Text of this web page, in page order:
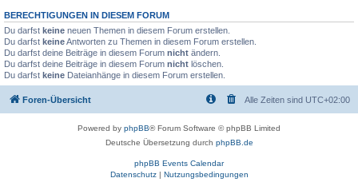
BERECHTIGUNGEN IN DIESEM FORUM
Du darfst keine neuen Themen in diesem Forum erstellen.
Du darfst keineAntworten zu Themen in diesem Forum erstellen.
Du darfst deine Beiträge in diesem Forum nicht ändern.
Du darfst deine Beiträge in diesem Forum nicht löschen.
Du darfst keine Dateianhänge in diesem Forum erstellen.
Foren-Übersicht Alle Zeiten sind UTC+02:00
Powered by phpBB® Forum Software © phpBB Limited
Deutsche Übersetzung durch phpBB.de
phpBB Events Calendar
Datenschutz| Nutzungsbedingungen